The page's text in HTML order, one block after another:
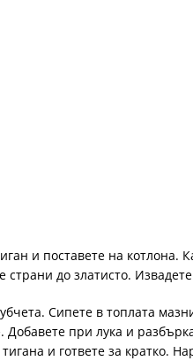
и поставете на котлона.
до златисто.
Сипете в топлата
Добавете при лука и
и гответе за кратко.